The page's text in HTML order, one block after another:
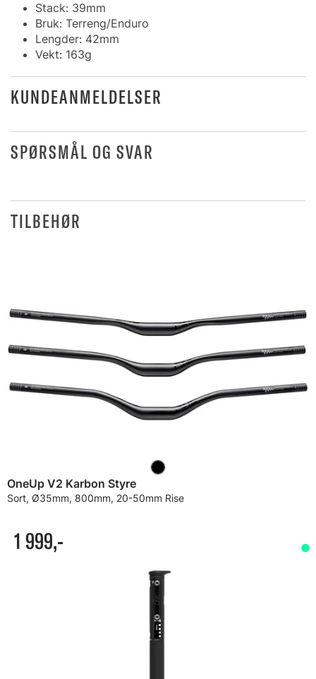
Stack: 39mm
Bruk: Terreng/Enduro
Lengder: 42mm
Vekt: 163g
KUNDEANMELDELSER
SPØRSMÅL OG SVAR
TILBEHØR
OneUp V2 Karbon Styre
Sort, Ø35mm, 800mm, 20-50mm Rise
1 999,-